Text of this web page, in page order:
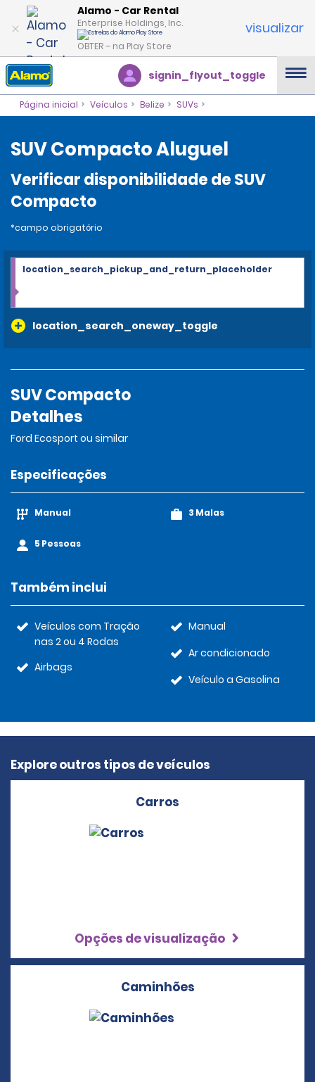
Alamo - Car Rental
Enterprise Holdings, Inc.
OBTER – na Play Store
visualizar
signin_flyout_toggle
Página inicial Veículos Belize SUVs
SUV Compacto Aluguel
Verificar disponibilidade de SUV
Compacto
*campo obrigatório
location_search_oneway_toggle
location_search_pickup_and_return_placeholder
SUV Compacto
Detalhes
Ford Ecosport ou similar
Especificações
Manual
5 Pessoas
3 Malas
Também inclui
Veículos com Tração
nas 2 ou 4 Rodas
Airbags
Manual
Ar condicionado
Veículo a Gasolina
Explore outros tipos de veículos
Carros
Opções de visualização
Caminhões